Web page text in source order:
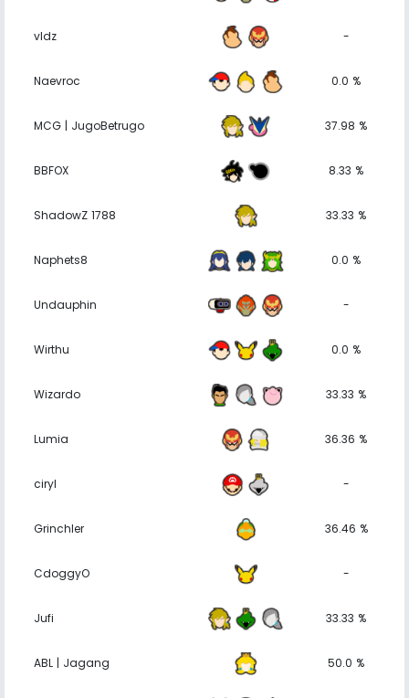
vldz -
Naevroc 0.0 %
MCG | JugoBetrugo 37.98 %
BBFOX 8.33 %
ShadowZ 1788 33.33 %
Naphets8 0.0 %
Undauphin -
Wirthu 0.0 %
Wizardo 33.33 %
Lumia 36.36 %
ciryl -
Grinchler 36.46 %
CdoggyO -
Jufi 33.33 %
ABL | Jagang 50.0 %